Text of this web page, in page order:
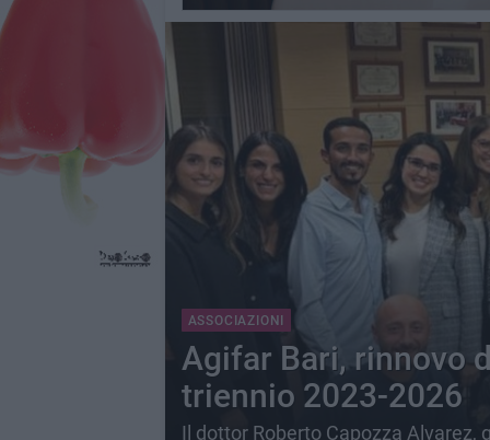
ASSOCIAZIONI
Agifar Bari, rinnovo
triennio 2023-2026
Il dottor Roberto Capozza Alvarez,